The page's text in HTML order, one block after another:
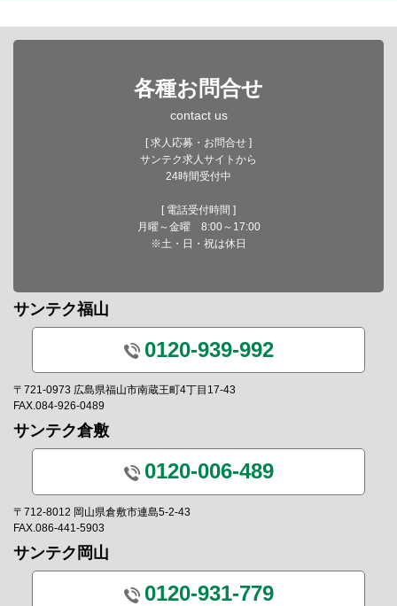
各種お問合せ
contact us
[ 求人応募・お問合せ ]
サンテク求人サイトから
24時間受付中
[ 電話受付時間 ]
月曜～金曜 8:00～17:00
※土・日・祝は休日
サンテク福山
0120-939-992
〒721-0973 広島県福山市南蔵王町4丁目17-43
FAX.084-926-0489
サンテク倉敷
0120-006-489
〒712-8012 岡山県倉敷市連島5-2-43
FAX.086-441-5903
サンテク岡山
0120-931-779